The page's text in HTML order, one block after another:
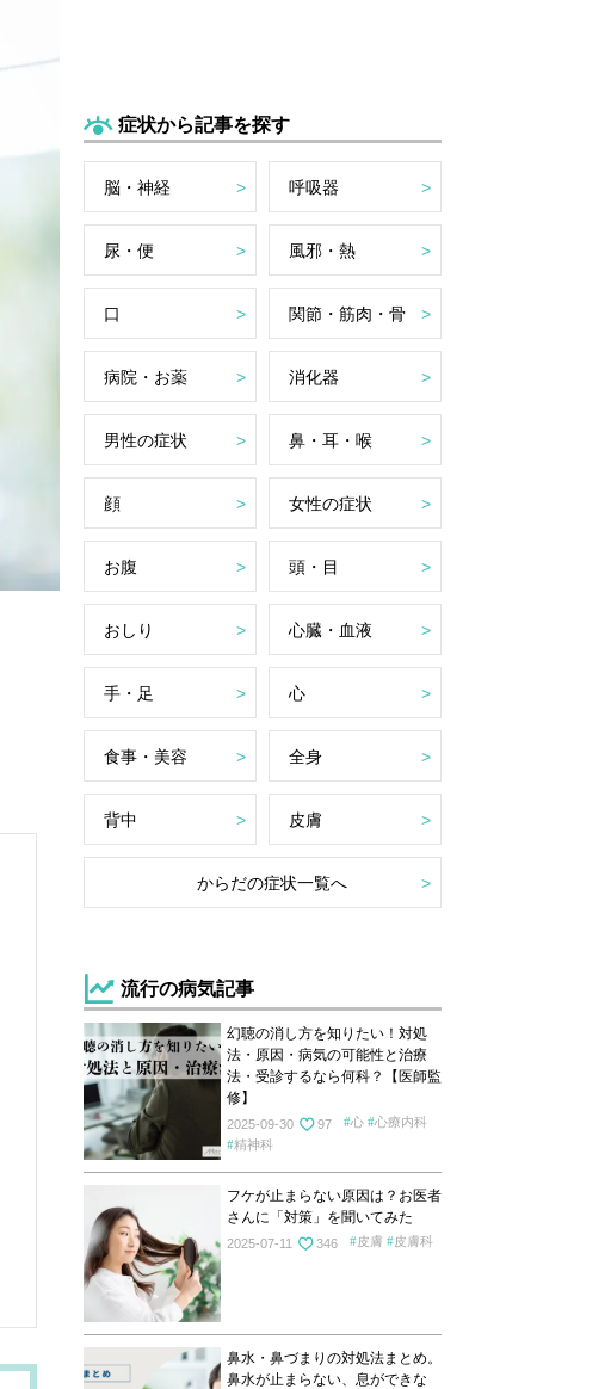
症状から記事を探す
脳・神経 呼吸器
尿・便 風邪・熱
口 関節・筋肉・骨
病院・お薬 消化器
男性の症状 鼻・耳・喉
顔 女性の症状
お腹 頭・目
おしり 心臓・血液
手・足 心
食事・美容 全身
背中 皮膚
からだの症状一覧へ
流行の病気記事
幻聴の消し方を知りたい！対処
法・原因・病気の可能性と治療
法・受診するなら何科？【医師監
修】
2025-09-30 97 心
心療内科
精神科
フケが止まらない原因は？お医者
さんに「対策」を聞いてみた
2025-07-11 346 皮膚 皮膚科
鼻水・鼻づまりの対処法まとめ。
鼻水が止まらない、息ができな